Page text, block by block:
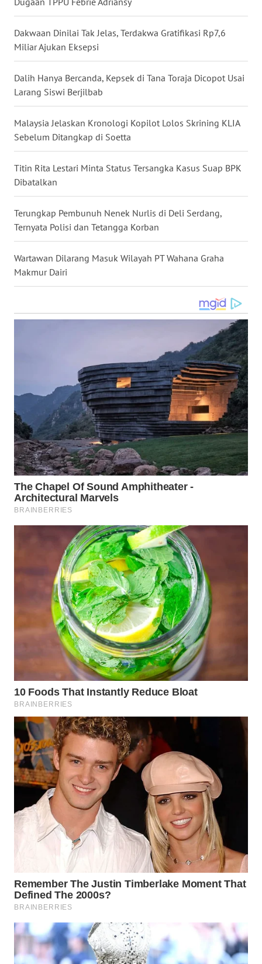
Dakwaan Dinilai Tak Jelas, Terdakwa Gratifikasi Rp7,6
Miliar Ajukan Eksepsi
Dalih Hanya Bercanda, Kepsek di Tana Toraja Dicopot Usai
Larang Siswi Berjilbab
Malaysia Jelaskan Kronologi Kopilot Lolos Skrining KLIA
Sebelum Ditangkap di Soetta
Titin Rita Lestari Minta Status Tersangka Kasus Suap BPK
Dibatalkan
Terungkap Pembunuh Nenek Nurlis di Deli Serdang,
Ternyata Polisi dan Tetangga Korban
Wartawan Dilarang Masuk Wilayah PT Wahana Graha
Makmur Dairi
WN
WN
SULSEL
WN
GORONTALO
WN
SULUT
WN
MALUKU
WN
DANAU
TOBA
WN
NIAS
WN
LANGKAT
SELATAN
WN
TANJUNG
LESUNG
WN
WN
LABUHANBATU
WN
TAPANULI
TENGAH
WN DELI
WN
TEBING
TINGGI
WN
PAKPAK